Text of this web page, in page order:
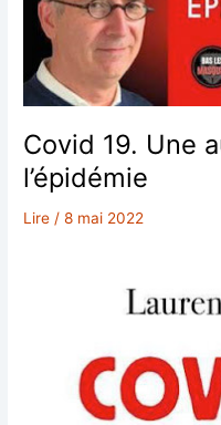
Covid 19. Une
l’épidémie
Lire /8 mai 2022